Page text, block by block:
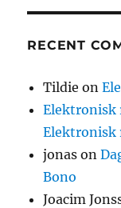
RECENT
Tildie on
Elektronisk
Elektronisk
jonas on
Bono
Joacim